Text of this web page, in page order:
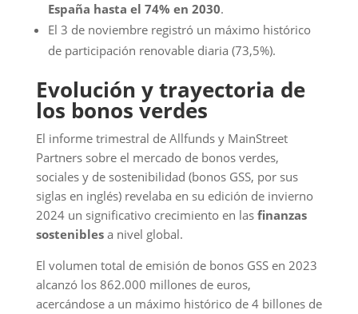
España hasta el 74% en 2030.
El 3 de noviembre registró un máximo histórico
de participación renovable diaria (73,5%).
Evolución y trayectoria de
los bonos verdes
El informe trimestral de Allfunds y MainStreet
Partners sobre el mercado de bonos verdes,
sociales y de sostenibilidad (bonos GSS, por sus
siglas en inglés) revelaba en su edición de invierno
2024 un significativo crecimiento en las finanzas
sosteniblesa nivel global.
El volumen total de emisión de bonos GSS en 2023
alcanzó los 862.000 millones de euros,
acercándose a un máximo histórico de 4 billones de